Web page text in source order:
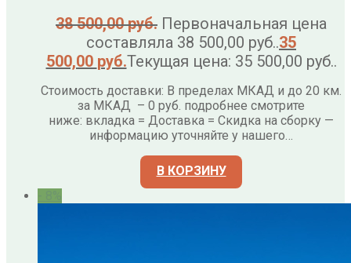
38 500,00руб. Первоначальная цена
составляла 38 500,00 руб..35
500,00 руб.Текущая цена: 35 500,00 руб..
Стоимость доставки: В пределах МКАД и до 20 км.
за МКАД – 0 руб. подробнее смотрите
ниже: вкладка = Доставка = Скидка на сборку —
информацию уточняйте у нашего…
В КОРЗИНУ